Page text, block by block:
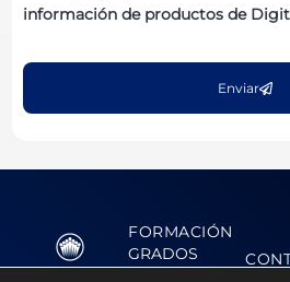
información de productos de
Enviar
FORMACIÓN
GRADOS